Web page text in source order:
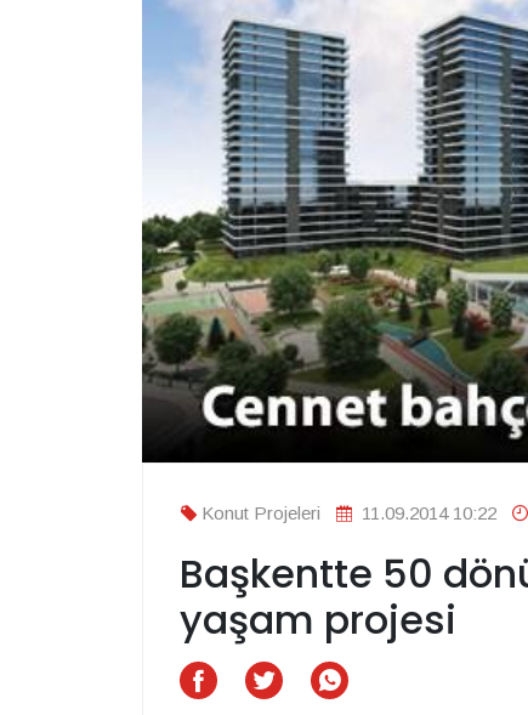
Konut Projeleri 11.09.2014 10:22
Başkentte 50
yaşam projesi